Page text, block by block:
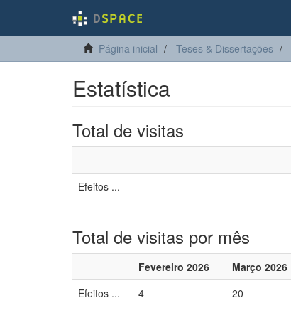
Página inicial Teses & Dissertações
Estatística
Total de visitas
Efeitos ...
Total de visitas por mês
Fevereiro 2026 Março 2026
Efeitos ...
4 20